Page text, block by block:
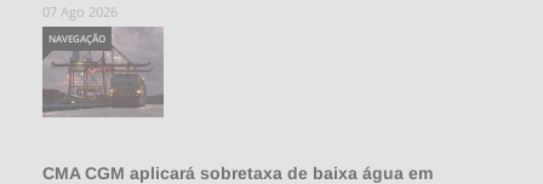
07 Ago 2026
CMA CGM aplicará sobretaxa de baixa água em
NAVEGAÇÃO